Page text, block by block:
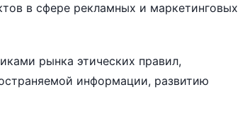
в сфере рекламных и маркетинговых
рынка этических правил,
информации, развитию